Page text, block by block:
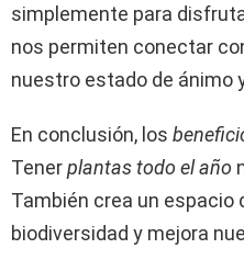
simplemente para
nos permiten conectar
nuestro estado de ánimo
En conclusión, los
Tenerplantas todo el año
También crea un espacio
biodiversidad y mejora